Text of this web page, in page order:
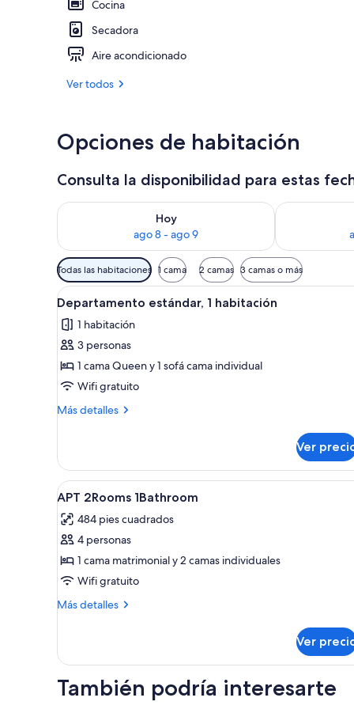
Cocina
Secadora
Aire acondicionado
Ver todos
Opciones de habitación
Consulta la disponibilidad para estas
Hoy
ago 8 - ago 9
Consulta la disponibilidad para hoy ago 8 - ago 9
Consulta la
Filtros
disponibles
para
las
habitaciones
Todas las habitaciones 1 cama 2 camas 3 camas o más
Abrir
todas
las
fotos
de
Departamento
estándar,
Una habitación de hotel
7
Departamento estándar, 1 habitación
1 habitación
3 personas
1 cama Queen y 1 sofá cama individual
Wifi gratuito
Más detalles
Más
estándar,
habitación
Ver
Abrir
todas
las
fotos
de
APT
2Rooms
Ropa de cama de alta calidad
7
APT 2Rooms 1Bathroom
484 pies cuadrados
4 personas
1 cama matrimonial y 2 camas individuales
Wifi gratuito
Más detalles
Más
2Rooms
Ver
También podría interesarte